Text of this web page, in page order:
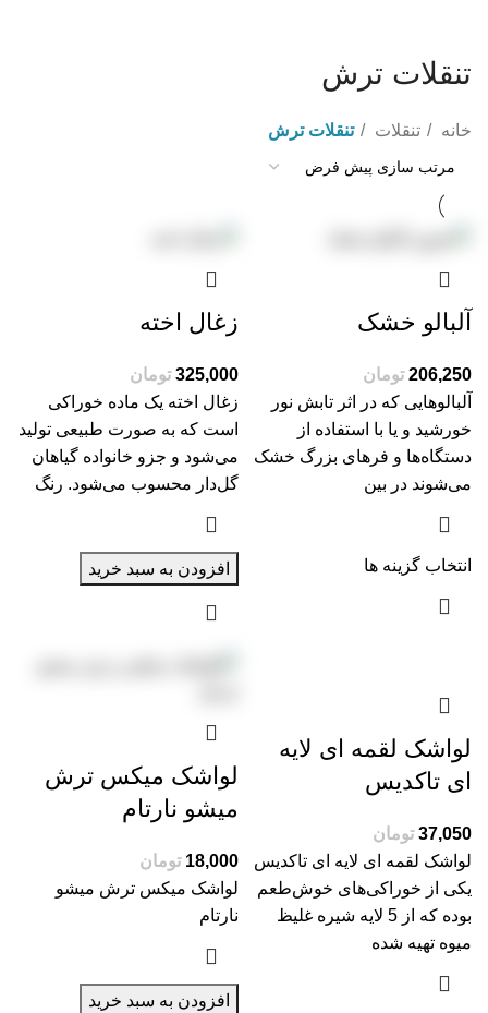
تنقلات ترش
خانه تنقلات تنقلات ترش
آلبالو خشک
تومان
آلبالوهایی که در اثر تابش نور
خورشید و یا با استفاده از
دستگاه‌ها و فرهای بزرگ خشک
می‌شوند در بین
انتخاب گزینه ها
زغال اخته
تومان
زغال اخته یک ماده خوراکی
است که به صورت طبیعی تولید
می‌شود و جزو خانواده گیاهان
گل‌دار محسوب می‌شود. رنگ
افزودن به سبد خرید
لواشک لقمه ای لایه
ای تاکدیس
تومان
لواشک لقمه ای لایه ای تاکدیس
یکی از خوراکی‌های خوش‌طعم
بوده که از 5 لایه شیره غلیظ
میوه تهیه شده
لواشک میکس ترش
میشو نارتام
تومان
لواشک میکس ترش میشو
نارتام
افزودن به سبد خرید